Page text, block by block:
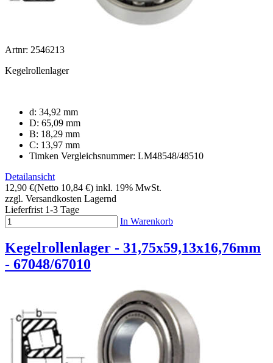
Artnr: 2546213
Kegelrollenlager
d: 34,92 mm
D: 65,09 mm
B: 18,29 mm
C: 13,97 mm
Timken Vergleichsnummer: LM48548/48510
Detailansicht
12,90 €(Netto 10,84 €) inkl. 19% MwSt.
zzgl. Versandkosten Lagernd
Lieferfrist 1-3 Tage
In Warenkorb
Kegelrollenlager - 31,75x59,13x16,76mm
- 67048/67010